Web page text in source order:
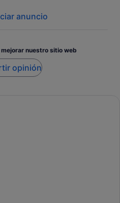
anuncio
nuestro sitio web
opinión